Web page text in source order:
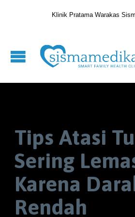
Klinik Pratama Warakas
Tips Atasi
Sering
Karena
Rendah